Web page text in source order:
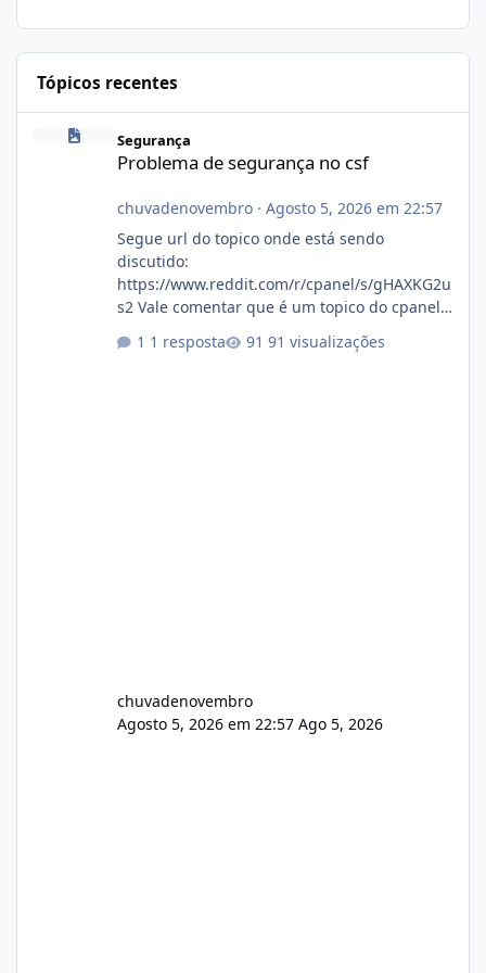
Tópicos recentes
Problema de segurança no csf
Segurança
Problema de segurança no csf
chuvadenovembro· Agosto 5, 2026 em 22:57
Segue url do topico onde está sendo
discutido:
https://www.reddit.com/r/cpanel/s/gHAXKG2u
s2 Vale comentar que é um topico do cpanel...
1 resposta 91 visualizações
chuvadenovembro
Agosto 5, 2026 em 22:57 Ago 5, 2026